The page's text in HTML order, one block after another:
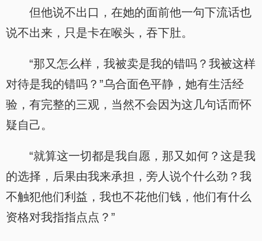
但他说不出口，在她的面前他一句下流话也
说不出来，只是卡在喉头，吞下肚。
“那又怎么样，我被卖是我的错吗？我被这样
对待是我的错吗？”乌合面色平静，她有生活经
验，有完整的三观，当然不会因为这几句话而怀
疑自己。
“就算这一切都是我自愿，那又如何？这是我
的选择，后果由我来承担，旁人说个什么劲？我
不触犯他们利益，我也不花他们钱，他们有什么
资格对我指指点点？”